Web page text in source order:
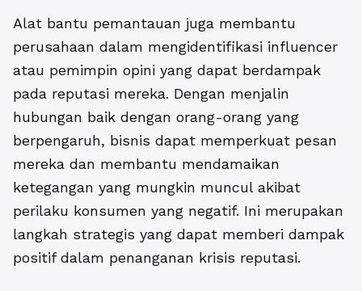
Alat bantu pemantauan juga membantu
perusahaan dalam mengidentifikasi influencer
atau pemimpin opini yang dapat berdampak
pada reputasi mereka. Dengan menjalin
hubungan baik dengan orang-orang yang
berpengaruh, bisnis dapat memperkuat pesan
mereka dan membantu mendamaikan
ketegangan yang mungkin muncul akibat
perilaku konsumen yang negatif. Ini merupakan
langkah strategis yang dapat memberi dampak
positif dalam penanganan krisis reputasi.